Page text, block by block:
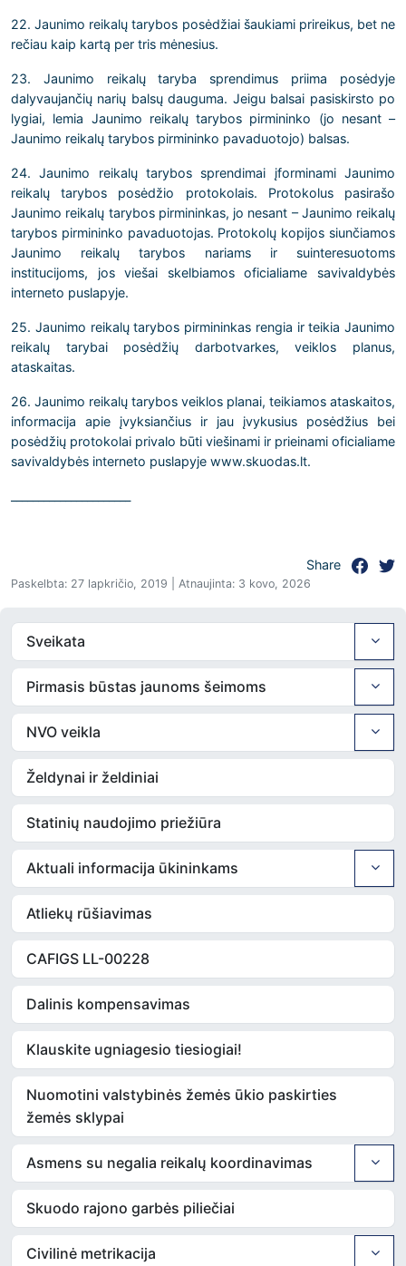
22. Jaunimo reikalų tarybos posėdžiai šaukiami prireikus, bet ne
rečiau kaip kartą per tris mėnesius.
23. Jaunimo reikalų taryba sprendimus priima posėdyje
dalyvaujančių narių balsų dauguma. Jeigu balsai pasiskirsto po
lygiai, lemia Jaunimo reikalų tarybos pirmininko (jo nesant –
Jaunimo reikalų tarybos pirmininko pavaduotojo) balsas.
24. Jaunimo reikalų tarybos sprendimai įforminami Jaunimo
reikalų tarybos posėdžio protokolais. Protokolus pasirašo
Jaunimo reikalų tarybos pirmininkas, jo nesant – Jaunimo reikalų
tarybos pirmininko pavaduotojas. Protokolų kopijos siunčiamos
Jaunimo reikalų tarybos nariams ir suinteresuotoms
institucijoms, jos viešai skelbiamos oficialiame savivaldybės
interneto puslapyje.
25. Jaunimo reikalų tarybos pirmininkas rengia ir teikia Jaunimo
reikalų tarybai posėdžių darbotvarkes, veiklos planus,
ataskaitas.
26. Jaunimo reikalų tarybos veiklos planai, teikiamos ataskaitos,
informacija apie įvyksiančius ir jau įvykusius posėdžius bei
posėdžių protokolai privalo būti viešinami ir prieinami oficialiame
savivaldybės interneto puslapyje www.skuodas.lt.
Share
Paskelbta: 27 lapkričio, 2019 | Atnaujinta: 3 kovo, 2026
Sveikata
Pirmasis būstas jaunoms šeimoms
NVO veikla
Želdynai ir želdiniai
Statinių naudojimo priežiūra
Aktuali informacija ūkininkams
Atliekų rūšiavimas
CAFIGS LL-00228
Dalinis kompensavimas
Klauskite ugniagesio tiesiogiai!
Nuomotini valstybinės žemės ūkio paskirties
žemės sklypai
Asmens su negalia reikalų koordinavimas
Skuodo rajono garbės piliečiai
Civilinė metrikacija